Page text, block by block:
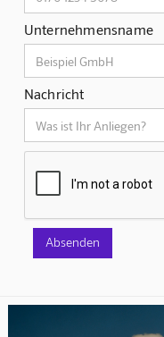
Unternehmensname
Nachricht